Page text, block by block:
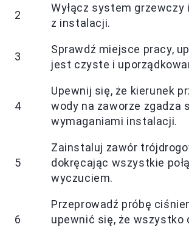
2
Wyłącz system grzewczy
z instalacji.
3
Sprawdź miejsce pracy,
jest czyste i
4
Upewnij się, że kierunek
wody na zaworze zgadza
wymaganiami instalacji.
5
Zainstaluj zawór
dokręcając wszystkie
wyczuciem.
6
Przeprowadź próbę
upewnić się, że wszystko